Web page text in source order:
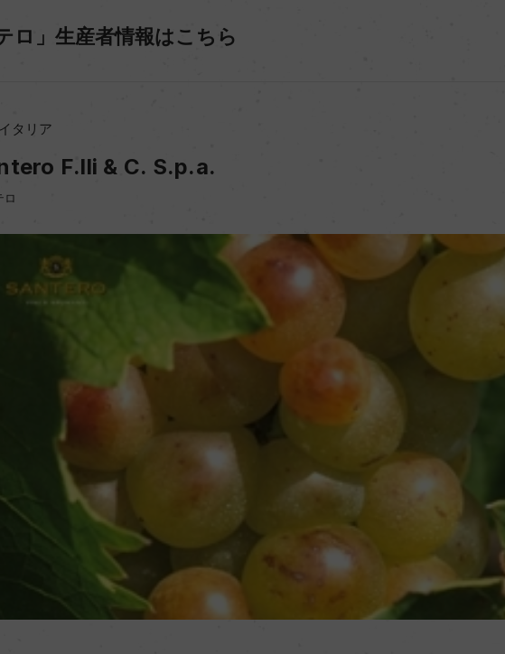
ロ」生産者情報はこちら
イタリア
F.lli & C. S.p.a.
ロ